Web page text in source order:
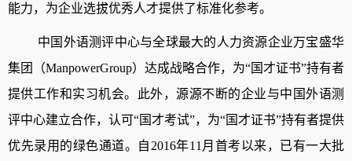
能力，为企业选拔优秀人才提供了标准化参考。
中国外语测评中心与全球最大的人力资源企业万宝盛华
集团（ManpowerGroup）达成战略合作，为“国才证书”持有者
提供工作和实习机会。此外，源源不断的企业与中国外语测
评中心建立合作，认可“国才考试”，为“国才证书”持有者提供
优先录用的绿色通道。自 2016年11 月首考以来，已有一大批